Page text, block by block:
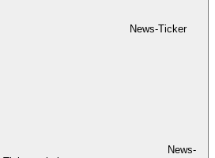
News-Ticker
News-